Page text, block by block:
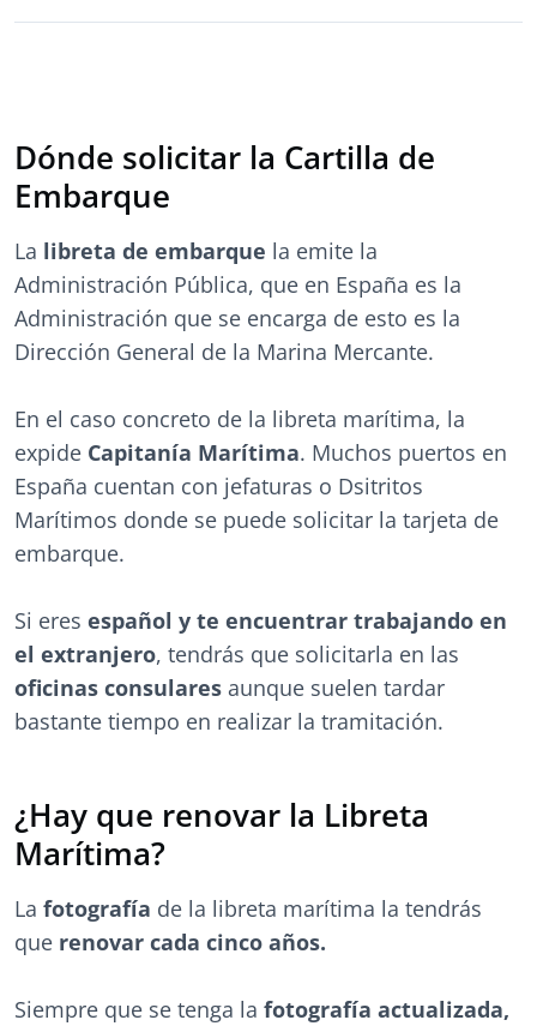
Dónde solicitar la Cartilla de
Embarque
La libreta de embarque la emite la
Administración Pública, que en España es la
Administración que se encarga de esto es la
Dirección General de la Marina Mercante.
En el caso concreto de la libreta marítima, la
expide Capitanía Marítima. Muchos puertos en
España cuentan con jefaturas o Dsitritos
Marítimos donde se puede solicitar la tarjeta de
embarque.
Si eres español y te encuentrar trabajando en
el extranjero, tendrás que solicitarla en las
oficinas consulares aunque suelen tardar
bastante tiempo en realizar la tramitación.
¿Hay que renovar la Libreta
Marítima?
La fotografía de la libreta marítima la tendrás
que renovar cada cinco años.
Siempre que se tenga la fotografía actualizada,